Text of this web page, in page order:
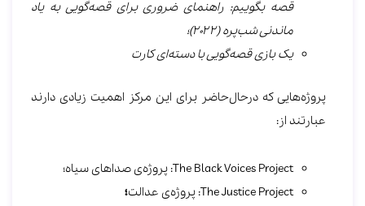
قصه بگوییم: راهنمای ضروری برای قصه‌گویی به‌ یاد
ماندنی شب‌پره (2022)؛
یک بازی قصه‌گویی با دسته‌ای کارت
پروژه‌هایی که درحال‌حاضر برای این مرکز اهمیت زیادی دارند
عبارتند از:
The Black Voices Project: پروژه‌ی صداهای سیاه؛
The Justice Project: پروژه‌ی عدالت
؛